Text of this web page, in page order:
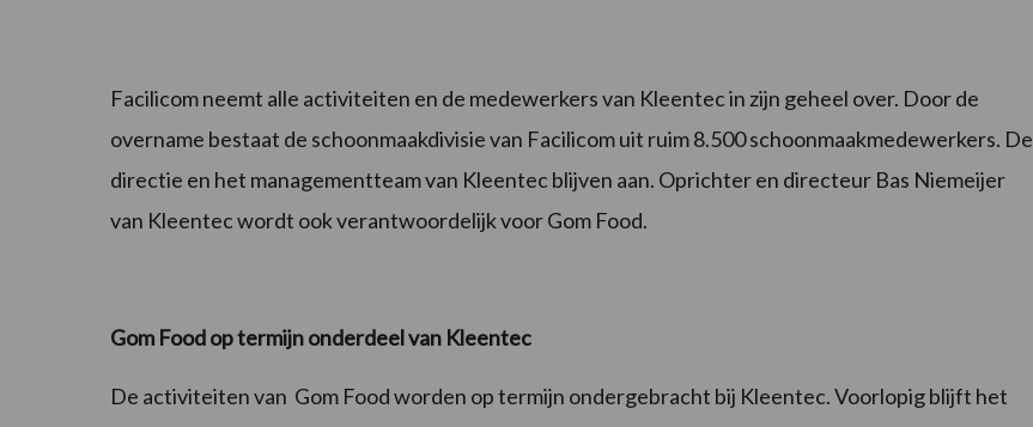
Facilicom neemt alle activiteiten en de medewerkers van Kleentec in zijn geheel over. Door de
overname bestaat de schoonmaakdivisie van Facilicom uit ruim 8.500 schoonmaakmedewerkers. De
directie en het managementteam van Kleentec blijven aan. Oprichter en directeur Bas Niemeijer
van Kleentec wordt ook verantwoordelijk voor Gom Food.
Gom Food op termijn onderdeel van Kleentec
De activiteiten van Gom Food worden op termijn ondergebracht bij Kleentec. Voorlopig blijft het